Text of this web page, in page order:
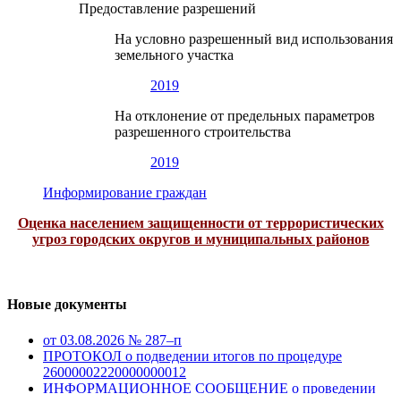
Предоставление разрешений
На условно разрешенный вид использования
земельного участка
2019
На отклонение от предельных параметров
разрешенного строительства
2019
Информирование граждан
Оценка населением защищенности от террористических
угроз городских округов и муниципальных районов
Новые документы
от 03.08.2026 № 287–п
ПРОТОКОЛ о подведении итогов по процедуре
26000002220000000012
ИНФОРМАЦИОННОЕ СООБЩЕНИЕ о проведении